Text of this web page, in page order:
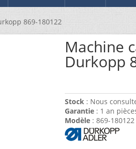
869-180122
Machine
Durkopp
Stock : Nous
Garantie : 1 an
Modèle : 869-180122